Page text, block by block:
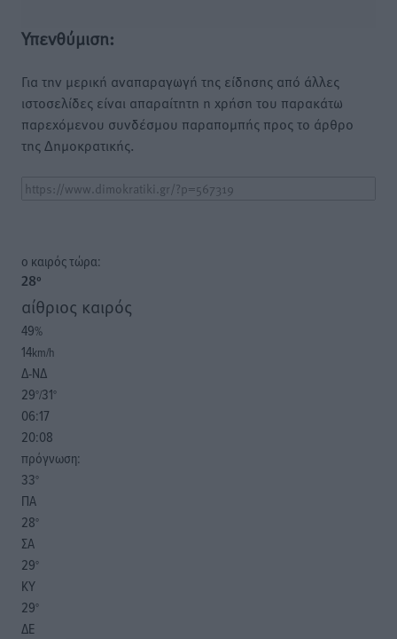
Υπενθύμιση:
Για την μερική αναπαραγωγή της είδησης από άλλες
ιστοσελίδες είναι απαραίτητη η χρήση του παρακάτω
παρεχόμενου συνδέσμου παραπομπής προς το άρθρο
της Δημοκρατικής.
o καιρός τώρα:
28°
αίθριος καιρός
49%
14km/h
Δ-ΝΔ
29°/31°
06:17
20:08
πρόγνωση:
33°
ΠΑ
28°
ΣΑ
29°
ΚΥ
29°
ΔΕ